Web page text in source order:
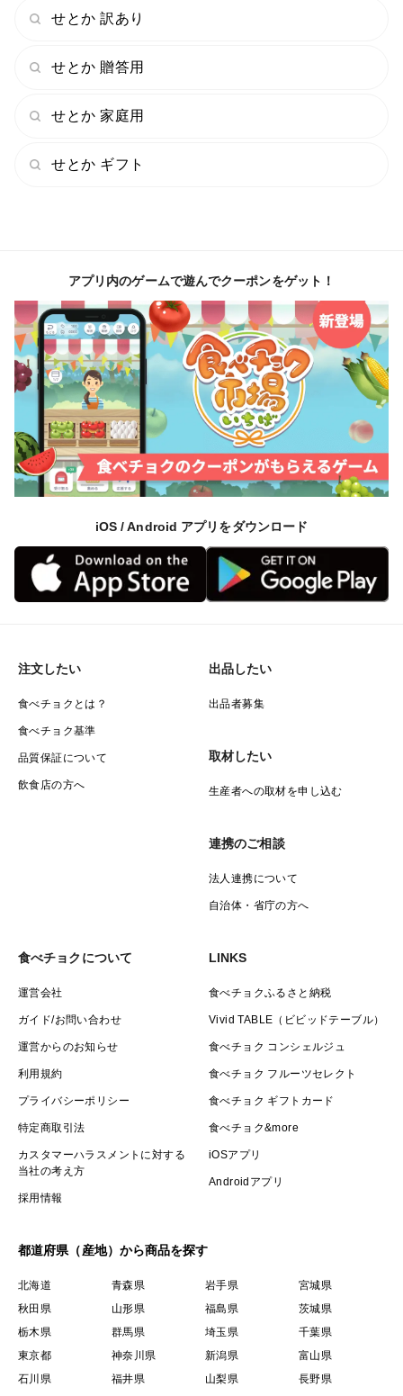
せとか 訳あり
せとか 贈答用
せとか 家庭用
せとか ギフト
アプリ内のゲームで遊んでクーポンをゲット！
iOS / Android アプリをダウンロード
注文したい
食べチョクとは？
食べチョク基準
品質保証について
飲食店の方へ
出品したい
出品者募集
取材したい
生産者への取材を申し込む
連携のご相談
法人連携について
自治体・省庁の方へ
食べチョクについて
運営会社
ガイド/お問い合わせ
運営からのお知らせ
利用規約
プライバシーポリシー
特定商取引法
カスタマーハラスメントに対する
当社の考え方
採用情報
LINKS
食べチョクふるさと納税
Vivid TABLE（ビビッドテーブル）
食べチョク コンシェルジュ
食べチョク フルーツセレクト
食べチョク ギフトカード
食べチョク&more
iOSアプリ
Androidアプリ
都道府県（産地）から商品を探す
北海道 青森県 岩手県
宮城県
秋田県
山形県 福島県
茨城県
栃木県
群馬県 埼玉県
千葉県
東京都
神奈川県 新潟県
富山県
石川県
福井県 山梨県
長野県